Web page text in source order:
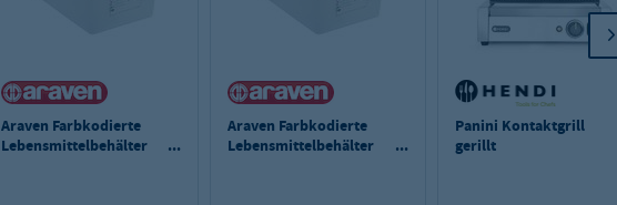
Araven Farbkodierte
Lebensmittelbehälter
Araven Farbkodierte
Lebensmittelbehälter
Panini Kontaktgrill
gerillt